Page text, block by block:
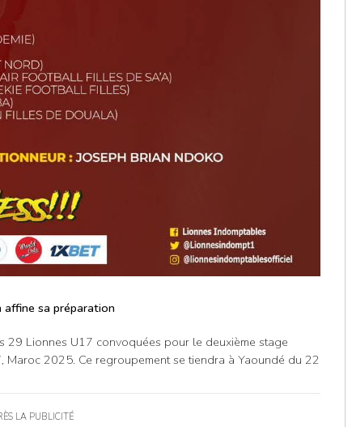
sa préparation
29 Lionnes U17 convoquées pour le deuxième stage
2025. Ce regroupement se tiendra à Yaoundé du 22
LA PUBLICITÉ